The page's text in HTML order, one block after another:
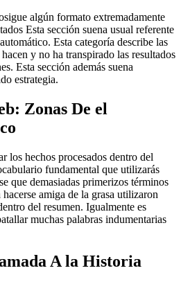
algún formato extremadamente
Esta sección suena usual referente
Esta categoría describe las
y no ha transpirado las resultados
Esta sección además suena
estrategia.
Zonas De el
los hechos procesados dentro del
fundamental que utilizarás
que demasiadas primerizos términos
amiga de la grasa utilizaron
del resumen. Igualmente es
muchas palabras indumentarias
A la Historia